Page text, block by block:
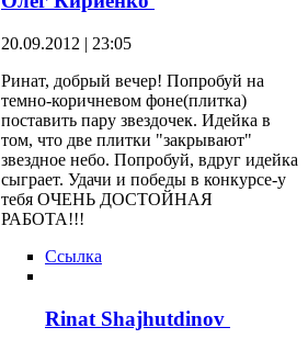
20.09.2012 | 23:05
Ринат, добрый вечер! Попробуй на
темно-коричневом фоне(плитка)
поставить пару звездочек. Идейка в
том, что две плитки "закрывают"
звездное небо. Попробуй, вдруг идейка
сыграет. Удачи и победы в конкурсе-у
тебя ОЧЕНЬ ДОСТОЙНАЯ
РАБОТА!!!
Ссылка
Rinat Shajhutdinov